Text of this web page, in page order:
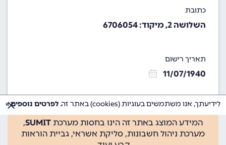
כתובת
השלושה 2, מיקוד: 6706054
תאריך רישום
11/07/1940
המידע המוצג באתר זה הינו בחסות מערכת SUMIT
,
מערכת ניהול חשבונות, סליקת אשראי, גביית הוראות
לידיעתך, אנו משתמשים בעוגיות (cookies) באתר זה. לפרטים נוספים »